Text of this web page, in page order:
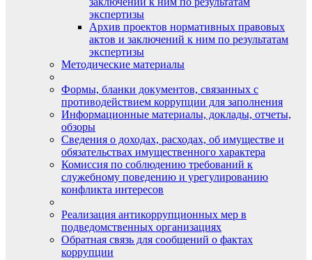
экспертизы
Архив проектов нормативных правовых
актов и заключений к ним по результатам
экспертизы
Методические материалы
Формы, бланки документов, связанных с
противодействием коррупции для заполнения
Информационные материалы, доклады, отчеты,
обзоры
Сведения о доходах, расходах, об имуществе и
обязательствах имущественного характера
Комиссия по соблюдению требований к
служебному поведению и урегулированию
конфликта интересов
Реализация антикоррупционных мер в
подведомственных организациях
Обратная связь для сообщений о фактах
коррупции